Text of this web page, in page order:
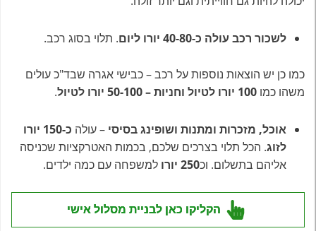
לשכור רכב עולה כ-40-80 יורו ליום . תלוי בסוג רכב.
כמו כן יש הוצאות נוספות על רכב – כבישי אגרה שבד"כ עולים
משהו כמו 100 יורו לטיול וחניות – 50-100 יורו לטיול .
אוכל, מזכרות ומתנות ושופינג בסיסי – עולה
כ-150 יורו
לזוג. הכל תלוי בצרכים שלכם, בכמות האטרקציות שכניסה
אליהם בתשלום. וכ250 יורו למשפחה עם כמה ילדים.
הקליקו כאן לבניית מסלול אישי